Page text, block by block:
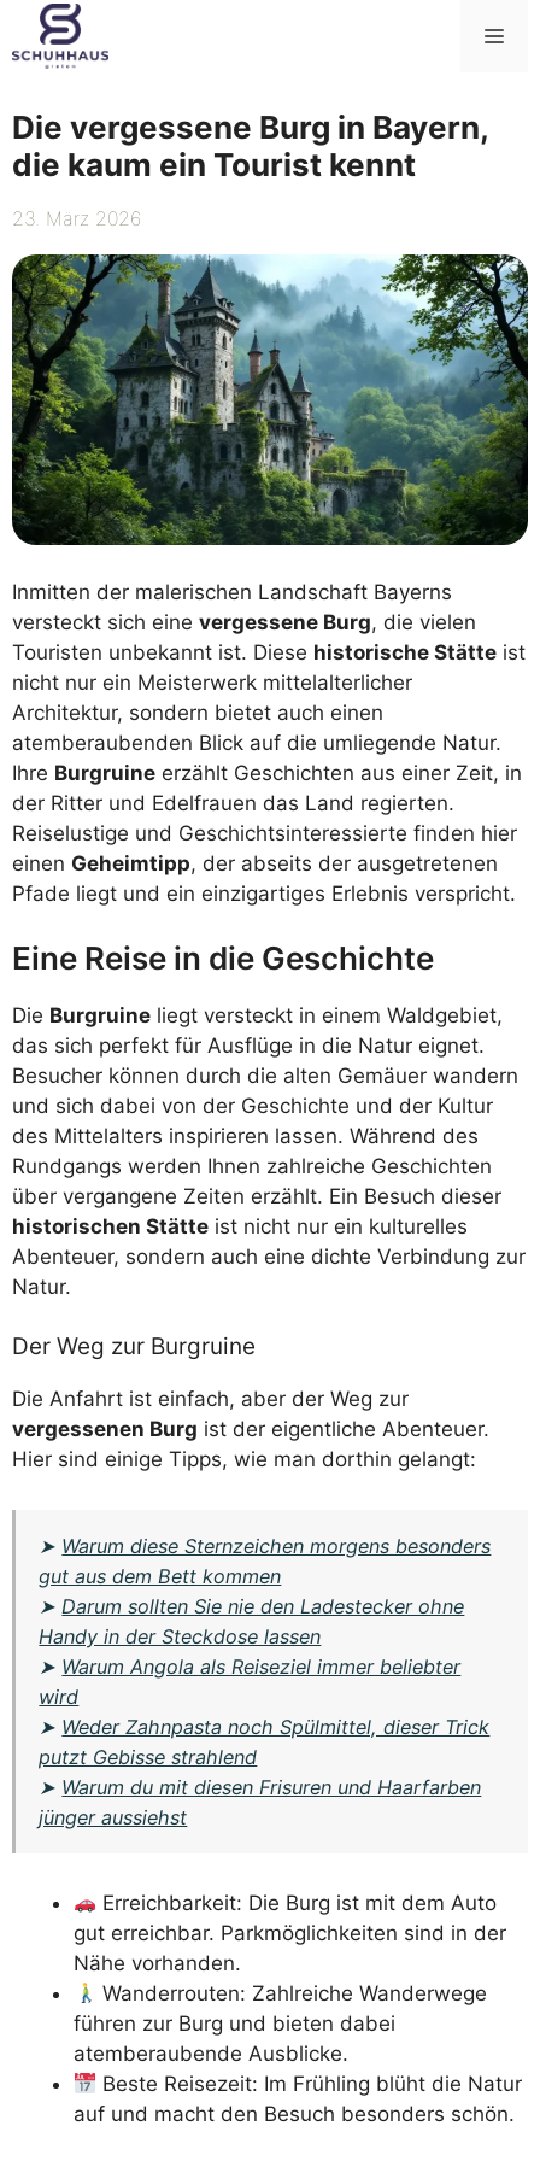
Zum
Inhalt
springen
Die vergessene Burg in Bayern,
die kaum ein Tourist kennt
23. März 2026
Inmitten der malerischen Landschaft Bayerns
versteckt sich eine vergessene Burg, die vielen
Touristen unbekannt ist. Diese historische Stätte ist
nicht nur ein Meisterwerk mittelalterlicher
Architektur, sondern bietet auch einen
atemberaubenden Blick auf die umliegende Natur.
Ihre Burgruine erzählt Geschichten aus einer Zeit, in
der Ritter und Edelfrauen das Land regierten.
Reiselustige und Geschichtsinteressierte finden hier
einen Geheimtipp, der abseits der ausgetretenen
Pfade liegt und ein einzigartiges Erlebnis verspricht.
Eine Reise in die Geschichte
Die Burgruine liegt versteckt in einem Waldgebiet,
das sich perfekt für Ausflüge in die Natur eignet.
Besucher können durch die alten Gemäuer wandern
und sich dabei von der Geschichte und der Kultur
des Mittelalters inspirieren lassen. Während des
Rundgangs werden Ihnen zahlreiche Geschichten
über vergangene Zeiten erzählt. Ein Besuch dieser
historischen Stätte ist nicht nur ein kulturelles
Abenteuer, sondern auch eine dichte Verbindung zur
Natur.
Der Weg zur Burgruine
Die Anfahrt ist einfach, aber der Weg zur
vergessenen Burg ist der eigentliche Abenteuer.
Hier sind einige Tipps, wie man dorthin gelangt:
➤ Warum diese Sternzeichen morgens besonders
gut aus dem Bett kommen
➤ Darum sollten Sie nie den Ladestecker ohne
Handy in der Steckdose lassen
➤ Warum Angola als Reiseziel immer beliebter
wird
➤ Weder Zahnpasta noch Spülmittel, dieser Trick
putzt Gebisse strahlend
➤ Warum du mit diesen Frisuren und Haarfarben
jünger aussiehst
Erreichbarkeit: Die Burg ist mit dem Auto
gut erreichbar. Parkmöglichkeiten sind in der
Nähe vorhanden.
Wanderrouten: Zahlreiche Wanderwege
führen zur Burg und bieten dabei
atemberaubende Ausblicke.
Beste Reisezeit: Im Frühling blüht die Natur
auf und macht den Besuch besonders schön.